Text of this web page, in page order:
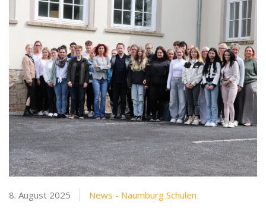
8. August 2025 News - Naumburg Schulen